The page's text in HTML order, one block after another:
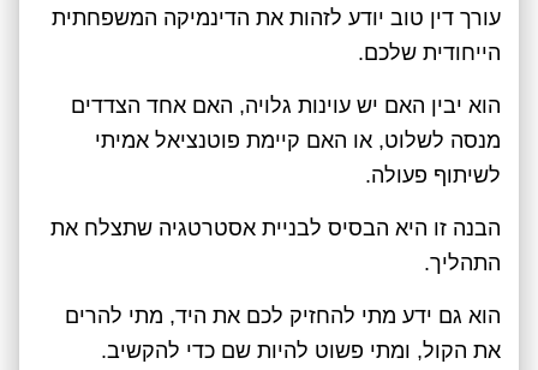
עורך דין טוב יודע לזהות את הדינמיקה המשפחתית
הייחודית שלכם.
הוא יבין האם יש עוינות גלויה, האם אחד הצדדים
מנסה לשלוט, או האם קיימת פוטנציאל אמיתי
לשיתוף פעולה.
הבנה זו היא הבסיס לבניית אסטרטגיה שתצלח את
התהליך.
הוא גם ידע מתי להחזיק לכם את היד, מתי להרים
את הקול, ומתי פשוט להיות שם כדי להקשיב.